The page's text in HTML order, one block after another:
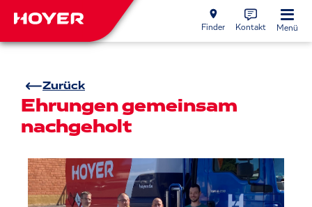
Finder Kontakt Menü
Zurück
Ehrungen gemeinsam
nachgeholt